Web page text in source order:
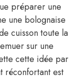
préparer une
une bolognaise
cuisson toute la
sur une
cette idée par
réconfortant est